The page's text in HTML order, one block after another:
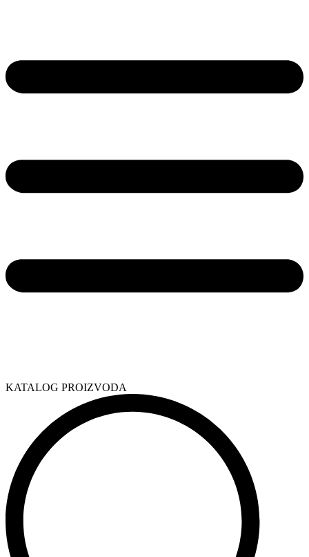
KATALOG PROIZVODA